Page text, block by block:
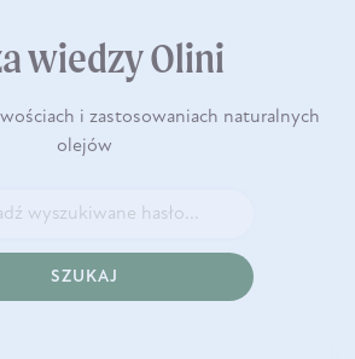
wiedzy Olini
i zastosowaniach naturalnych
olejów
SZUKAJ